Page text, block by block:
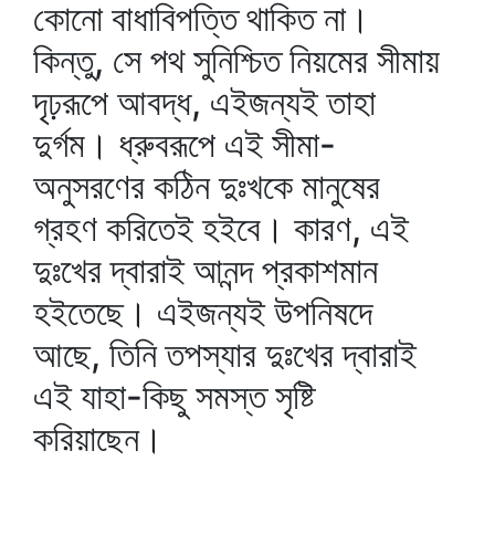
কোনো বাধাবিপত্তি থাকিত না।
কিন্তু, সে পথ সুনিশ্চিত নিয়মের সীমায়
দৃঢ়রূপে আবদ্ধ, এইজন্যই তাহা
দুর্গম। ধ্রুবরূপে এই সীমা-
অনুসরণের কঠিন দুঃখকে মানুষের
গ্রহণ করিতেই হইবে। কারণ, এই
দুঃখের দ্বারাই আনন্দ প্রকাশমান
হইতেছে। এইজন্যই উপনিষদে
আছে, তিনি তপস্যার দুঃখের দ্বারাই
এই যাহা-কিছু সমস্ত সৃষ্টি
করিয়াছেন।